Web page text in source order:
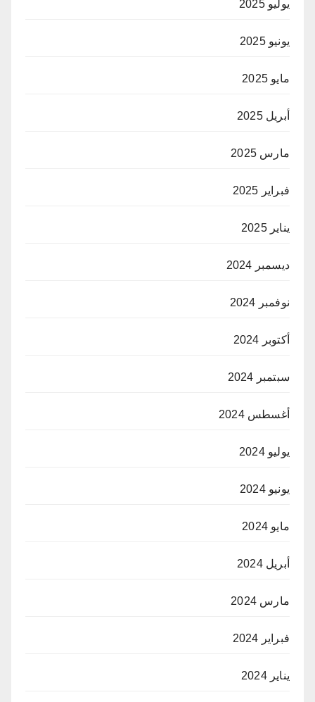
يوليو 2025
يونيو 2025
مايو 2025
أبريل 2025
مارس 2025
فبراير 2025
يناير 2025
ديسمبر 2024
نوفمبر 2024
أكتوبر 2024
سبتمبر 2024
أغسطس 2024
يوليو 2024
يونيو 2024
مايو 2024
أبريل 2024
مارس 2024
فبراير 2024
يناير 2024